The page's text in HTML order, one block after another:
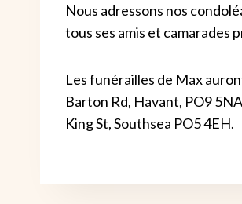
Nous adressons nos
tous ses amis et camarades
Les funérailles de Max
Barton Rd, Havant, PO9
King St, Southsea PO5 4EH.